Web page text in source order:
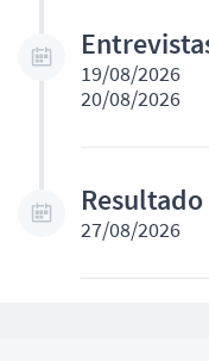
19/08/2026
20/08/2026
27/08/2026